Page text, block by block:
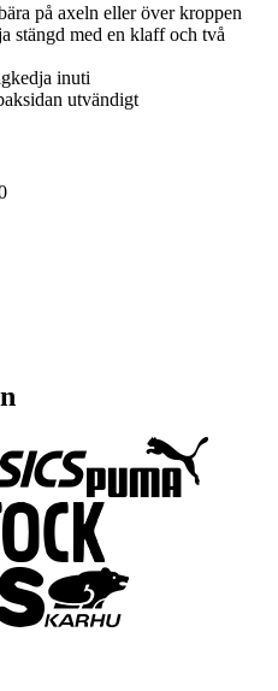
på axeln eller över kroppen
stängd med en klaff och två
inuti
utvändigt